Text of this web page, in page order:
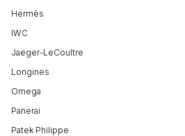
Hermès
IWC
Jaeger-LeCoultre
Longines
Omega
Panerai
Patek Philippe